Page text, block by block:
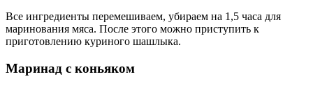
Все ингредиенты перемешиваем, убираем на 1,5 часа для
маринования мяса. После этого можно приступить к
приготовлению куриного шашлыка.
Маринад с коньяком